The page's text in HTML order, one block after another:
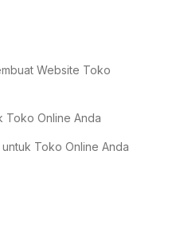
Website Toko
Toko Online Anda
Toko Online Anda